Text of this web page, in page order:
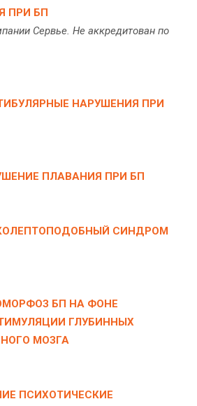
ПРИ БП
Сервье. Не аккредитован по
НАРУШЕНИЯ ПРИ
ПЛАВАНИЯ ПРИ БП
СИНДРОМ
БП НА ФОНЕ
ГЛУБИННЫХ
МОЗГА
ПСИХОТИЧЕСКИЕ